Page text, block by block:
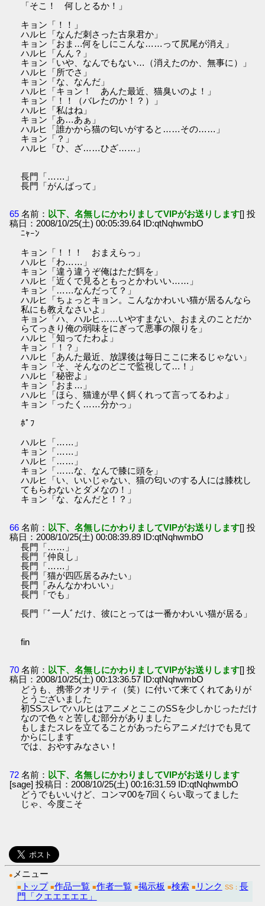
「そこ！ 何しとるか！」
キョン「！！」
ハルヒ「なんだ刺さった古泉君か」
キョン「おま…何をしにこんな……って尻尾が消え」
ハルヒ「んん？」
キョン「いや、なんでもない…（消えたのか、無事に）」
ハルヒ「所でさ」
キョン「な、なんだ」
ハルヒ「キョン！ あんた最近、猫臭いのよ！」
キョン「！！（バレたのか！？）」
ハルヒ「私はね」
キョン「あ…あぁ」
ハルヒ「誰かから猫の匂いがすると……その……」
キョン「？」
ハルヒ「ひ、ざ……ひざ……」
長門「……」
長門「がんばって」
65 名前： 以下、名無しにかわりましてVIPがお送りします[] 投
稿日：2008/10/25(土) 00:05:39.64 ID:qtNqhwmbO
ﾆｬｰﾝ
キョン「！！！ おまえらっ」
ハルヒ「わ……」
キョン「違う違うぞ俺はただ餌を」
ハルヒ「近くで見るともっとかわいい……」
キョン「……なんだって？」
ハルヒ「ちょっとキョン。こんなかわいい猫が居るんなら
私にも教えなさいよ」
キョン「ハ、ハルヒ……いやすまない、おまえのことだか
らてっきり俺の弱味をにぎって悪事の限りを」
ハルヒ「知ってたわよ」
キョン「！？」
ハルヒ「あんた最近、放課後は毎日ここに来るじゃない」
キョン「そ、そんなのどこで監視して…！」
ハルヒ「秘密よ」
キョン「おま…」
ハルヒ「ほら、猫達が早く餌くれって言ってるわよ」
キョン「ったく……分かっ」
ﾎﾟﾌ
ハルヒ「……」
キョン「……」
ハルヒ「……」
キョン「……な、なんで膝に頭を」
ハルヒ「い、いいじゃない、猫の匂いのする人には膝枕し
てもらわないとダメなの！」
キョン「な、なんだと！？」
66 名前： 以下、名無しにかわりましてVIPがお送りします[] 投
稿日：2008/10/25(土) 00:08:39.89 ID:qtNqhwmbO
長門「……」
長門「仲良し」
長門「……」
長門「猫が四匹居るみたい」
長門「みんなかわいい」
長門「でも」
長門「ﾞ一人ﾞだけ、彼にとっては一番かわいい猫が居る」
fin
70 名前： 以下、名無しにかわりましてVIPがお送りします[] 投
稿日：2008/10/25(土) 00:13:36.57 ID:qtNqhwmbO
どうも、携帯クオリティ（笑）に付いて来てくれてありが
とうございました
初SSスレでハルヒはアニメとここのSSを少しかじっただけ
なので色々と苦しむ部分がありました
もしまたスレを立てることがあったらアニメだけでも見て
からにします
では、おやすみなさい！
72 名前： 以下、名無しにかわりましてVIPがお送りします
[sage] 投稿日：2008/10/25(土) 00:16:31.59 ID:qtNqhwmbO
どうでもいいけど、コンマ00を7回くらい取ってました
じゃ、今度こそ
● メニュー
■ トップ ■作品一覧 ■作者一覧 ■掲示板 ■検索 ■ リンク SS： 長
門「クエエエエエ」